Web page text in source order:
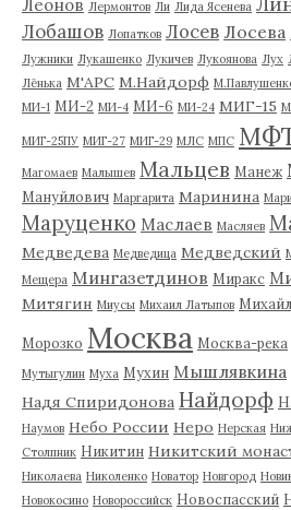
Леонов Лермонтов Ли Лида Ясенева
Лобашов Лопатков Лосев Лосева
Лужники Лукашенко Лукичев Лукоянова Лух
Лёнька М'АРС М.Найдорф
МИ-1 МИ-2 МИ-4 МИ-6 МИ-24 МИГ-15
МИГ-25ПУ МИГ-27 МИГ-29 МЛС МПС
Магомаев Малышев Мальцев Манеж
Мануйлович Маргарита Маринина
Маруценко Маслаев Масляев
Медведева Медведица Медведский
Мещера Мингазетдинов Миракс
Митягин Миусы Михаил Латыпов
Морозко Москва Москва-река
Мутыгулин Муха Мухин Мышлявкина
Надя Спиридонова Найдорф
Наумов Небо России Неро Нерская
Столпник Никитин Никитский
Николаева Николенко Новатор Новгород
Новокосино Новороссийск Новоспасский